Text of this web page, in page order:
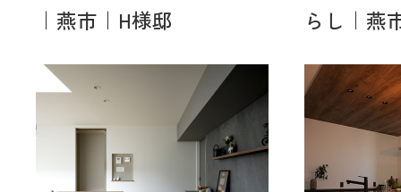
｜燕市｜H様邸
らし｜燕